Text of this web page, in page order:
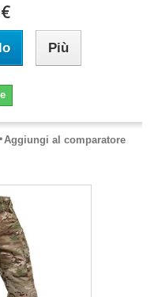
Più
Aggiungi al comparatore